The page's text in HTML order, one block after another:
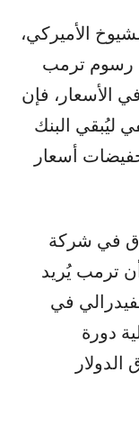
الأميركي،
رسوم ترمب
الأسعار، فإن
ليُبقي البنك
أسعار
في شركة
ترمب يُريد
في
دورة